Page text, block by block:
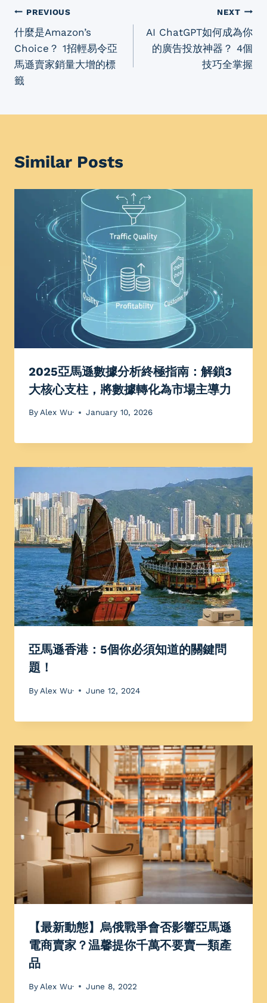
Post
navigation
PREVIOUS
什麼是Amazon’s
Choice？ 1招輕易令亞
馬遜賣家銷量大增的標
籤
NEXT
AI ChatGPT如何成為你
的廣告投放神器？ 4個
技巧全掌握
Similar Posts
2025亞馬遜數據分析終極指南：解鎖3
大核心支柱，將數據轉化為市場主導力
ByAlex Wu· January 10, 2026
亞馬遜香港：5個你必須知道的關鍵問
題！
By Alex Wu· June 12, 2024
【最新動態】烏俄戰爭會否影響亞馬遜
電商賣家？温馨提你千萬不要賣一類產
品
By Alex Wu· June 8, 2022